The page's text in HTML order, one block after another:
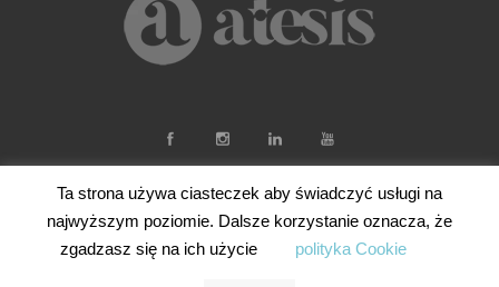
Ta strona używa ciasteczek aby świadczyć usługi na
najwyższym poziomie. Dalsze korzystanie oznacza, że
zgadzasz się na ich użycie
polityka Cookie